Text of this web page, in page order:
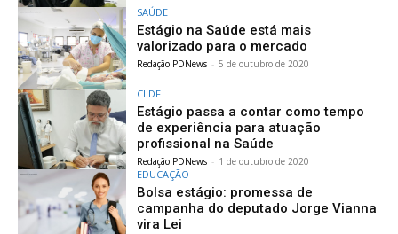
SAÚDE
Estágio na Saúde está mais
valorizado para o mercado
Redação PDNews - 5 de outubro de 2020
CLDF
Estágio passa a contar como tempo
de experiência para atuação
profissional na Saúde
Redação PDNews - 1 de outubro de 2020
EDUCAÇÃO
Bolsa estágio: promessa de
campanha do deputado Jorge Vianna
vira Lei